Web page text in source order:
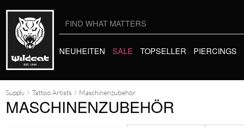
NEUHEITEN SALE TOPSELLER PIERCINGS
Supply Tattoo Artists Maschinenzubehör
MASCHINENZUBEHÖR